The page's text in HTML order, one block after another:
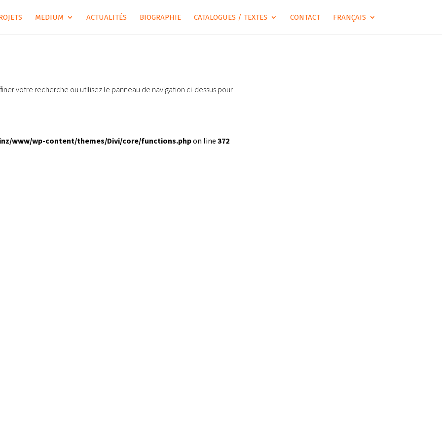
MEDIUM ACTUALITÉS BIOGRAPHIE CATALOGUES / TEXTES CONTACT FRANÇAIS
votre recherche ou utilisez le panneau de navigation ci-dessus pour
www/wp-content/themes/Divi/core/functions.phpon line 372